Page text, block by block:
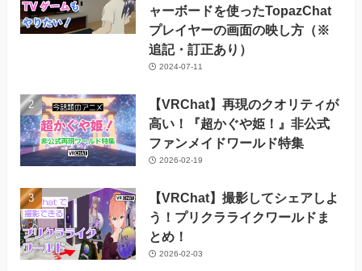
ャーボードを使ったTopazChat
プレイヤーの画面の映し方（※
追記・訂正あり）
2024-07-11
【VRChat】再現のクオリティが
高い！『超かぐや姫！』非公式
ファンメイドワールド特集
2026-02-19
【VRChat】撮影してシェアしよ
う！プリクラライクワールドま
とめ！
2026-02-03